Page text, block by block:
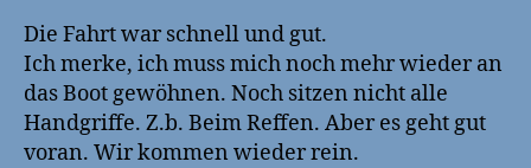
Die Fahrt war schnell und gut.
Ich merke, ich muss mich noch mehr wieder an
das Boot gewöhnen. Noch sitzen nicht alle
Handgriffe. Z.b. Beim Reffen. Aber es geht gut
voran. Wir kommen wieder rein.